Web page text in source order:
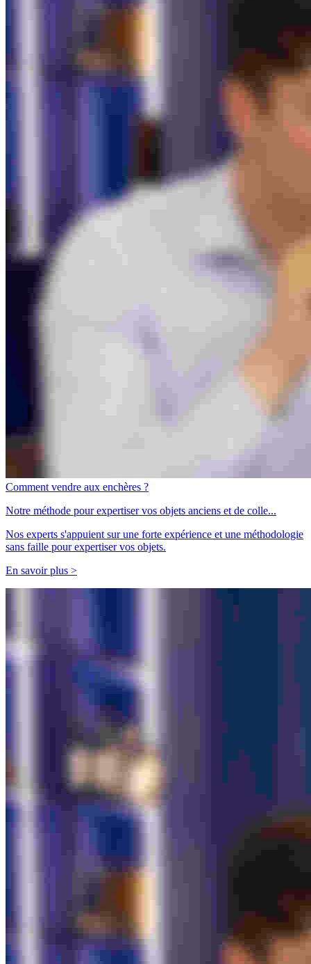
Comment vendre aux enchères ?
Notre méthode pour expertiser vos objets anciens et de colle...
Nos experts s'appuient sur une forte expérience et une méthodologie
sans faille pour expertiser vos objets.
En savoir plus >